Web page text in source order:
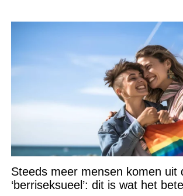
Steeds meer mensen komen uit
‘berriseksueel’: dit is wat het